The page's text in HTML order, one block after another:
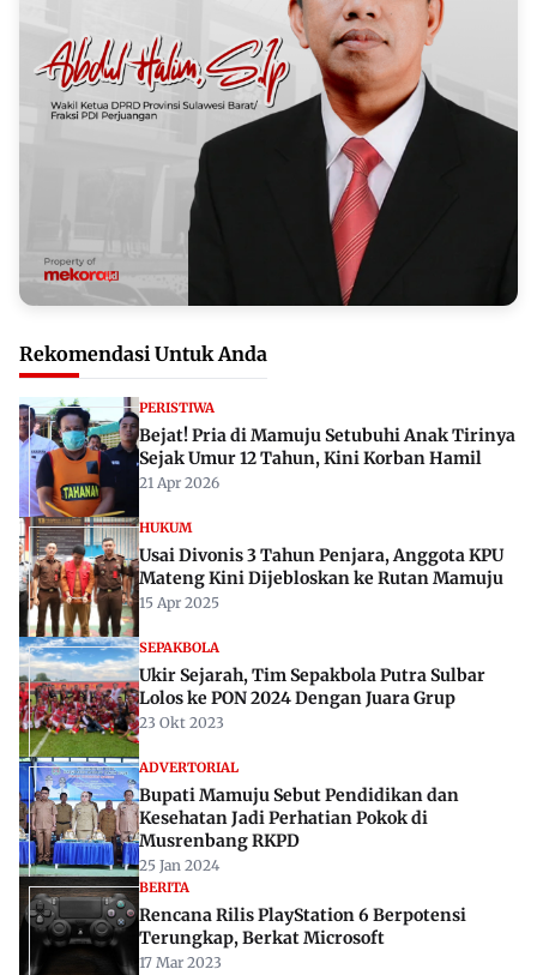
Rekomendasi Untuk Anda
PERISTIWA
Bejat! Pria di Mamuju Setubuhi Anak Tirinya
Sejak Umur 12 Tahun, Kini Korban Hamil
21 Apr 2026
HUKUM
Usai Divonis 3 Tahun Penjara, Anggota KPU
Mateng Kini Dijebloskan ke Rutan Mamuju
15 Apr 2025
SEPAKBOLA
Ukir Sejarah, Tim Sepakbola Putra Sulbar
Lolos ke PON 2024 Dengan Juara Grup
23 Okt 2023
ADVERTORIAL
Bupati Mamuju Sebut Pendidikan dan
Kesehatan Jadi Perhatian Pokok di
Musrenbang RKPD
25 Jan 2024
BERITA
Rencana Rilis PlayStation 6 Berpotensi
Terungkap, Berkat Microsoft
17 Mar 2023